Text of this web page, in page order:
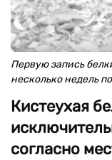
Первую запись
несколько недель
Кистеухая
согласно